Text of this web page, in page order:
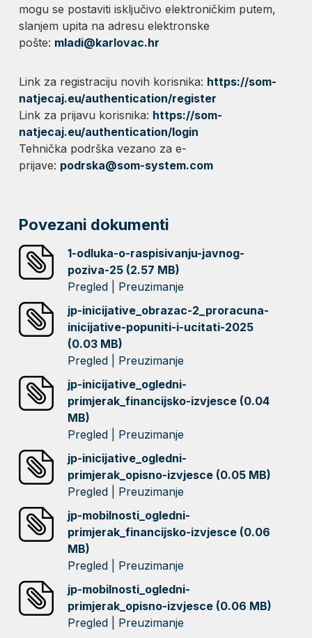
mogu se postaviti isključivo elektroničkim putem,
slanjem upita na adresu elektronske
pošte: mladi@karlovac.hr
Link za registraciju novih korisnika: https://som-
natjecaj.eu/authentication/register
Link za prijavu korisnika: https://som-
natjecaj.eu/authentication/login
Tehnička podrška vezano za e-
prijave: podrska@som-system.com
Povezani dokumenti
1-odluka-o-raspisivanju-javnog-
poziva-25 (2.57 MB)
Pregled
Preuzimanje
jp-inicijative_obrazac-2_proracuna-
inicijative-popuniti-i-ucitati-2025
(0.03 MB)
Pregled
Preuzimanje
jp-inicijative_ogledni-
primjerak_financijsko-izvjesce (0.04
MB)
Pregled
Preuzimanje
jp-inicijative_ogledni-
primjerak_opisno-izvjesce (0.05 MB)
Pregled
Preuzimanje
jp-mobilnosti_ogledni-
primjerak_financijsko-izvjesce (0.06
MB)
Pregled
Preuzimanje
jp-mobilnosti_ogledni-
primjerak_opisno-izvjesce (0.06 MB)
Pregled
Preuzimanje